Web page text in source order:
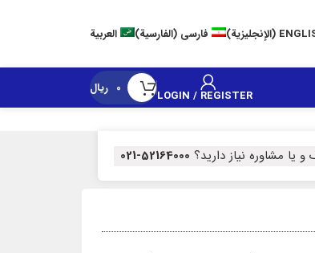
(الإنجليزية) فارسی (الفارسية) العربية
LOGIN / REGISTER
0 ریال
یا مشاوره نیاز دارید؟ 52164000-021